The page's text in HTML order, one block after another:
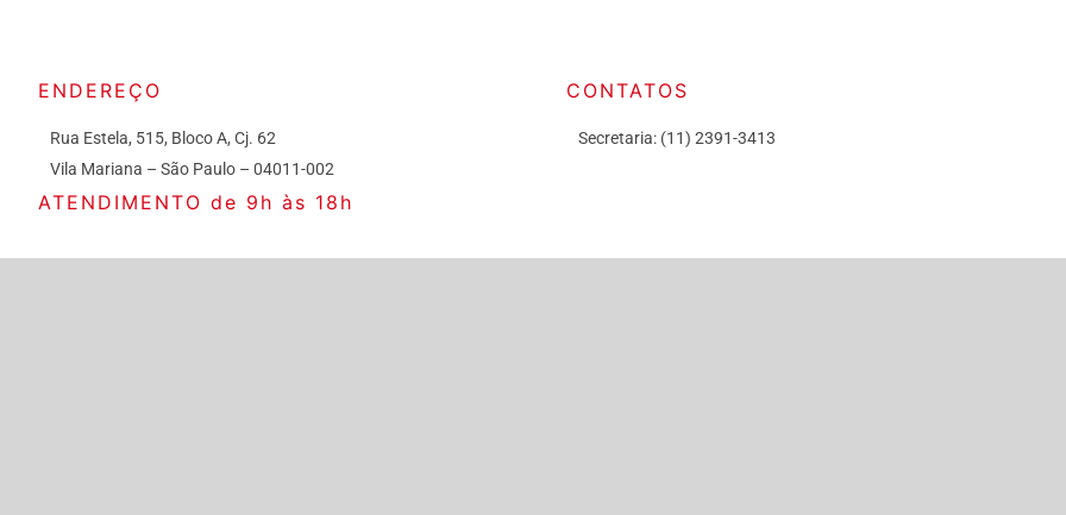
ENDEREÇO
Rua Estela, 515, Bloco A, Cj. 62
Vila Mariana – São Paulo – 04011-002
ATENDIMENTO de 9h às 18h
CONTATOS
Secretaria: (11) 2391-3413